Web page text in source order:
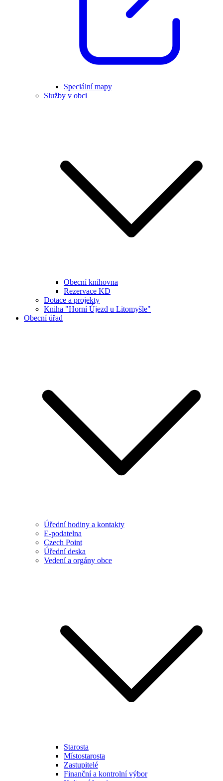
Speciální mapy
Služby v obci
Obecní knihovna
Rezervace KD
Dotace a projekty
Kniha "Horní Újezd u Litomyšle"
Obecní úřad
Úřední hodiny a kontakty
E-podatelna
Czech Point
Úřední deska
Vedení a orgány obce
Starosta
Místostarosta
Zastupitelé
Finanční a kontrolní výbor